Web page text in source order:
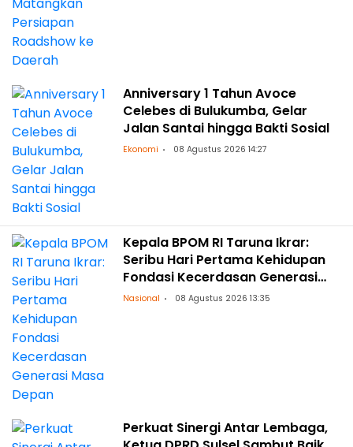
Anniversary 1 Tahun Avoce
Celebes di Bulukumba, Gelar
Jalan Santai hingga Bakti Sosial
Ekonomi 08 Agustus 2026 14:27
Kepala BPOM RI Taruna Ikrar:
Seribu Hari Pertama Kehidupan
Fondasi Kecerdasan Generasi
Masa Depan
Nasional 08 Agustus 2026 13:35
Perkuat Sinergi Antar Lembaga,